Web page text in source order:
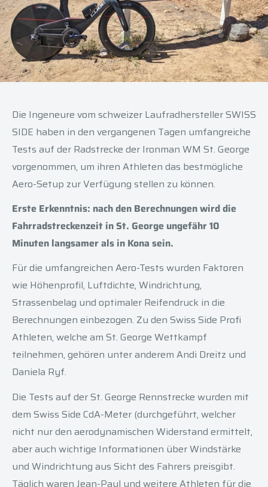
Die Ingeneure vom schweizer Laufradhersteller SWISS
SIDE haben in den vergangenen Tagen umfangreiche
Tests auf der Radstrecke der Ironman WM St. George
vorgenommen, um ihren Athleten das bestmögliche
Aero-Setup zur Verfügung stellen zu können.
Erste Erkenntnis: nach den Berechnungen wird die
Fahrradstreckenzeit in St. George ungefähr 10
Minuten langsamer als in Kona sein.
Für die umfangreichen Aero-Tests wurden Faktoren
wie Höhenprofil, Luftdichte, Windrichtung,
Strassenbelag und optimaler Reifendruck in die
Berechnungen einbezogen. Zu den Swiss Side Profi
Athleten, welche am St. George Wettkampf
teilnehmen, gehören unter anderem Andi Dreitz und
Daniela Ryf.
Die Tests auf der St. George Rennstrecke wurden mit
dem Swiss Side CdA-Meter (durchgeführt, welcher
nicht nur den aerodynamischen Widerstand ermittelt,
aber auch wichtige Informationen über Windstärke
und Windrichtung aus Sicht des Fahrers preisgibt.
Täglich waren Jean-Paul und weitere Athleten für die